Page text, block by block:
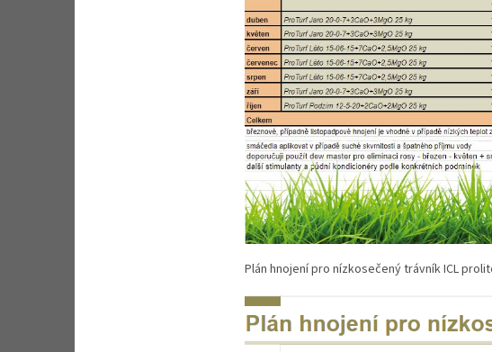
Plán hnojení pro nízkosečený trávník ICL